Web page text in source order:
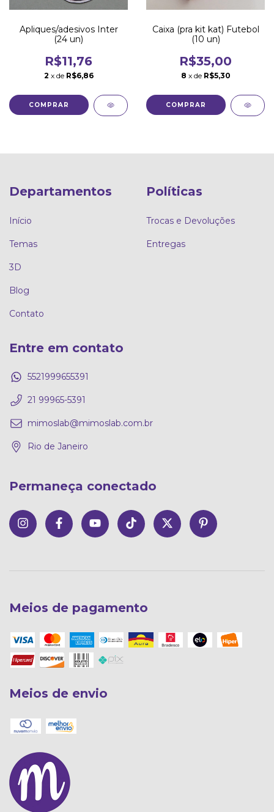
Apliques/adesivos Inter
(24 un)
R$11,76
2 x de R$6,86
Caixa (pra kit kat) Futebol
(10 un)
R$35,00
8 x de R$5,30
Departamentos
Início
Temas
3D
Blog
Contato
Políticas
Trocas e Devoluções
Entregas
Entre em contato
5521999655391
21 99965-5391
mimoslab@mimoslab.com.br
Rio de Janeiro
Permaneça conectado
Meios de pagamento
Meios de envio